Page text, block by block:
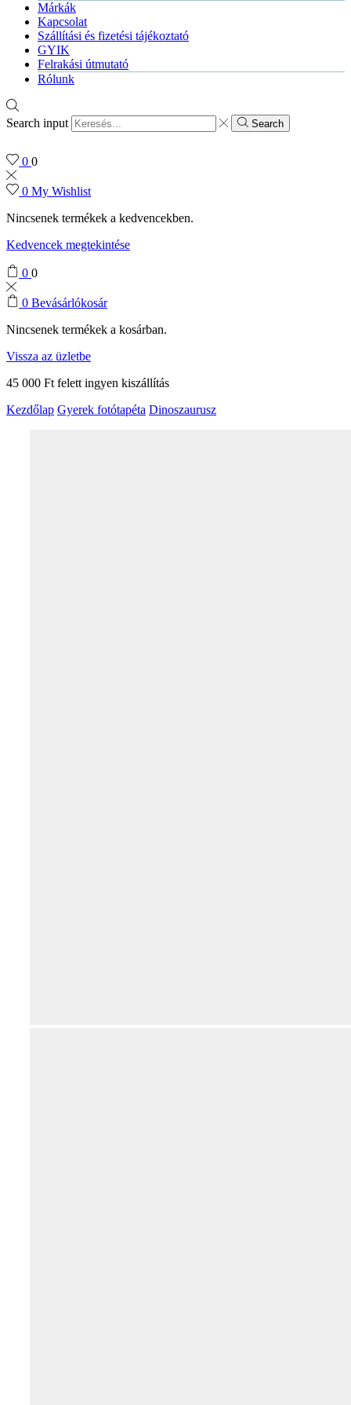
Márkák
Kapcsolat
Szállítási és fizetési tájékoztató
GYIK
Felrakási útmutató
Rólunk
Search input Search
0 0
0 My Wishlist
Nincsenek termékek a kedvencekben.
Kedvencek megtekintése
0 0
0 Bevásárlókosár
Nincsenek termékek a kosárban.
Vissza az üzletbe
45 000 Ft felett ingyen kiszállítás
Kezdőlap Gyerek fotótapéta Dinoszaurusz